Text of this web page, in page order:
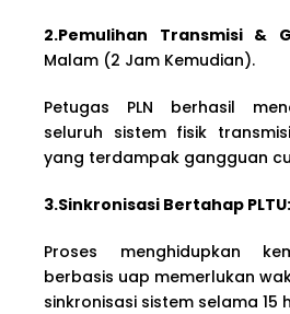
2.Pemulihan Transmisi &
Malam (2 Jam Kemudian).
Petugas PLN berhasil
seluruh sistem fisik
yang terdampak gangguan
3.Sinkronisasi Bertahap PLTU:
Proses menghidupkan
berbasis uap memerlukan
sinkronisasi sistem selama 15